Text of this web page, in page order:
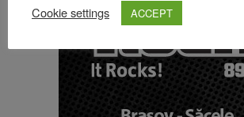
Cookie settings
ACCEPT